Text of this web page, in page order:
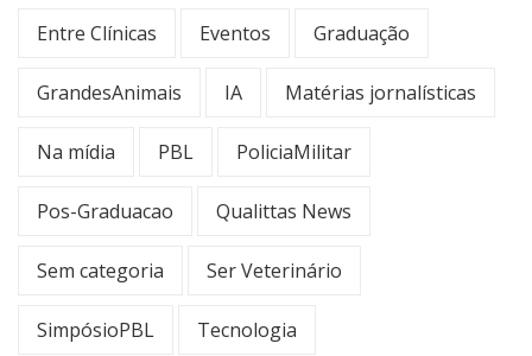
Entre Clínicas Eventos Graduação
GrandesAnimais IA Matérias jornalísticas
Na mídia PBL PoliciaMilitar
Pos-Graduacao Qualittas News
Sem categoria Ser Veterinário
SimpósioPBL Tecnologia